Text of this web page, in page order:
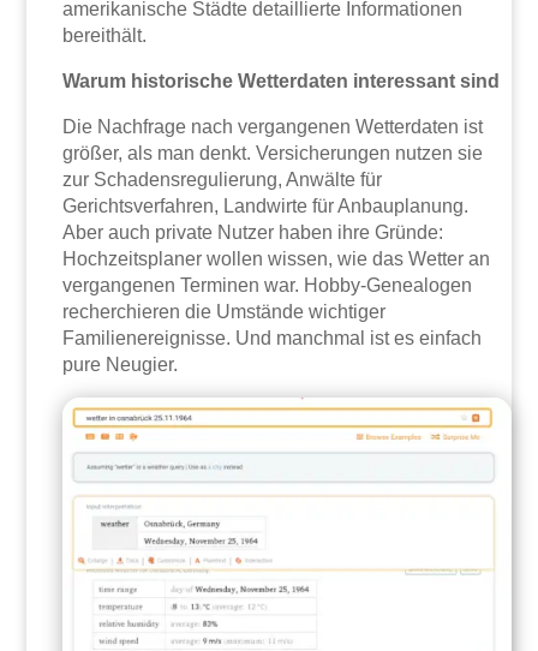
amerikanische Städte detaillierte Informationen
bereithält.
Warum historische Wetterdaten interessant sind
Die Nachfrage nach vergangenen Wetterdaten ist
größer, als man denkt. Versicherungen nutzen sie
zur Schadensregulierung, Anwälte für
Gerichtsverfahren, Landwirte für Anbauplanung.
Aber auch private Nutzer haben ihre Gründe:
Hochzeitsplaner wollen wissen, wie das Wetter an
vergangenen Terminen war. Hobby-Genealogen
recherchieren die Umstände wichtiger
Familienereignisse. Und manchmal ist es einfach
pure Neugier.